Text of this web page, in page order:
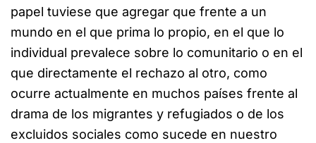
papel tuviese que agregar que frente a un
mundo en el que prima lo propio, en el que lo
individual prevalece sobre lo comunitario o en el
que directamente el rechazo al otro, como
ocurre actualmente en muchos países frente al
drama de los migrantes y refugiados o de los
excluidos sociales como sucede en nuestro